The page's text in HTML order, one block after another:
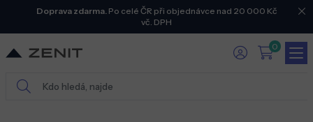
Doprava zdarma.Po celé ČR při objednávce nad 20 000 Kč
vč. DPH
0